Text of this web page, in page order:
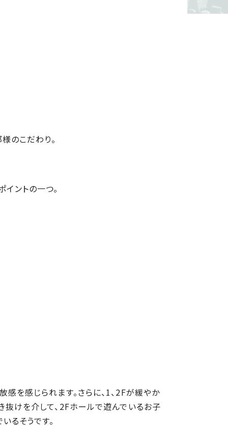
のこだわり。
ントの一つ。
を感じられます。さらに、1、2Fが緩やか
抜けを介して、2Fホールで遊んでいるお子
るそうです。